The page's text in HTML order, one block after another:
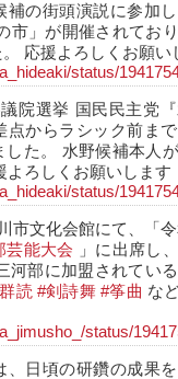
補の街頭演説に参加
市」が開催されてお
応援よろしくお願い
status/
院選挙 国民民主党
点からラシック前ま
した。 水野候補本人
よろしくお願いします
status/
市文化会館にて、「
芸能大会
」に出席し
河部に加盟されてい
読 #剣詩舞 #筝曲 な
status/
日頃の研鑽の成果